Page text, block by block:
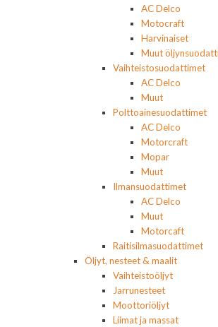
AC Delco
Motocraft
Harvinaiset
Muut
Vaihteistosuodattimet
AC Delco
Muut
Polttoainesuodattimet
AC Delco
Motorcraft
Mopar
Muut
Ilmansuodattimet
AC Delco
Muut
Motorcaft
Raitisilmasuodattimet
Öljyt, nesteet & maalit
Vaihteistoöljyt
Jarrunesteet
Moottoriöljyt
Liimat ja massat